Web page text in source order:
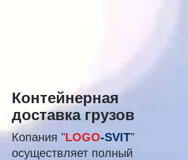
Контейнерная
доставка грузов
Копания "LOGO-SVIT"
осуществляет полный